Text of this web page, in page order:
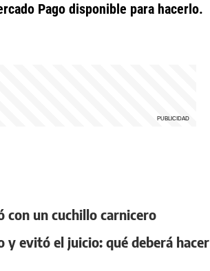
Pago disponible para hacerlo.
con un cuchillo carnicero
y evitó el juicio: qué deberá hacer